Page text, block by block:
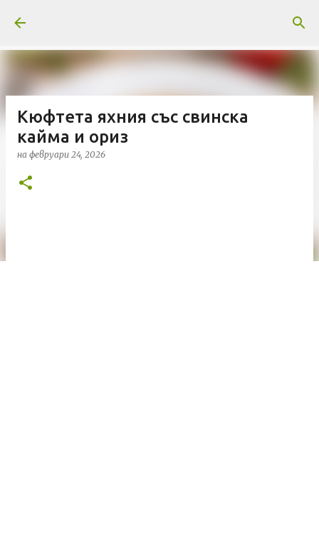
Кюфтета яхния със свинска
кайма и ориз
на февруари 24, 2026